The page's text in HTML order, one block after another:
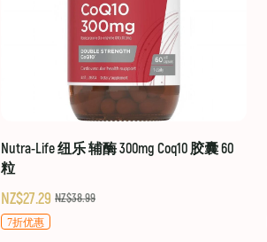
Nutra-Life 纽乐 辅酶 300mg Coq10 胶囊 60
粒
NZ$27.29 NZ$38.99
7折优惠